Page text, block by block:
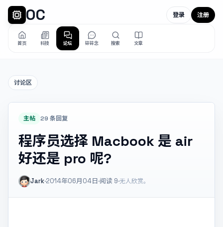
OC
首页 科技 论坛 碎碎念 搜索 文章
登录 注册
讨论区
主帖 29 条回复
程序员选择 Macbook 是 air
好还是 pro 呢?
Jark·2014年06月04日·阅读 9·无人欣赏。